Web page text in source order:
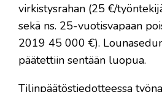
virkistysrahan (25 €/
sekä ns. 25-vuotisvapaan
2019 45 000 €).
päätettiin sentään luopua.
Tilinpäätöstiedotteessa